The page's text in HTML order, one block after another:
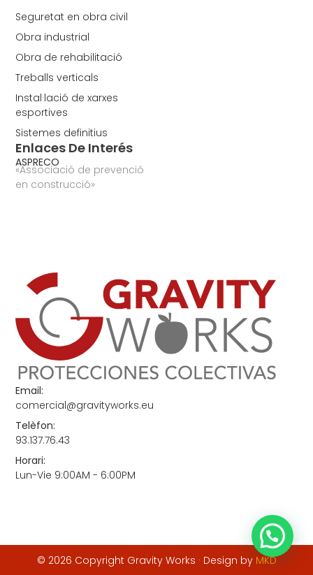
Email:
comercial@gravityworks.eu
Telèfon:
93.137.76.43
Horari:
Lun-Vie 9:00AM - 6:00PM
Seguretat en obra civil
Obra industrial
Obra de rehabilitació
Treballs verticals
Instal·lació de xarxes
esportives
Sistemes definitius
Enlaces De Interés
ASPRECO
«Associació de prevenció
en construcció»
© 2026 Copyright Gravity Works · Design by MKD